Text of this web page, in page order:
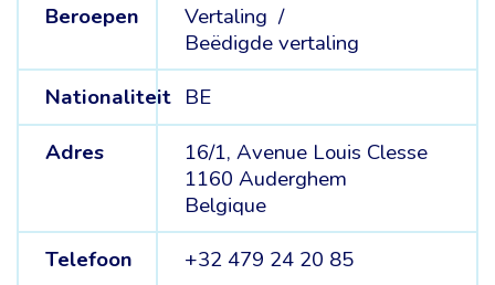
Beroepen
Vertaling /
Beëdigde vertaling
Nationaliteit BE
Adres
16/1, Avenue Louis Clesse
1160 Auderghem
Belgique
Telefoon
+32 479 24 20 85